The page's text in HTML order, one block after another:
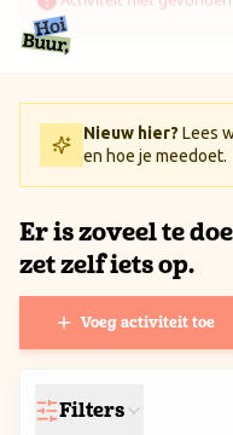
Ga naar inhoud / Skip to
Nieuw hier? Lees
en hoe je meedoet.
Er is zoveel te
zet zelf iets op.
Voeg activiteit toe
Filters